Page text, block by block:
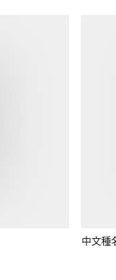
中文種